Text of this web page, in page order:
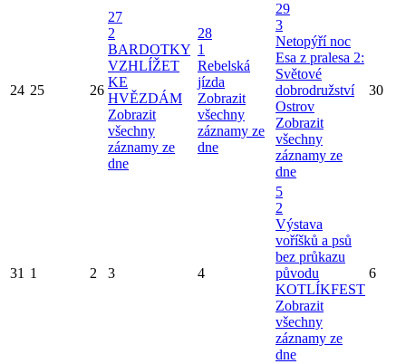
24 25 26
27
2
BARDOTKY
VZHLÍŽET
KE
HVĚZDÁM
Zobrazit
všechny
záznamy ze
dne
28
1
Rebelská
jízda
Zobrazit
všechny
záznamy ze
dne
29
3
Netopýří noc
Esa z pralesa 2:
Světové
dobrodružství
Ostrov
Zobrazit
všechny
záznamy ze
dne
30
31 1 2 3 4
5
2
Výstava
voříšků a psů
bez průkazu
původu
KOTLÍKFEST
Zobrazit
všechny
záznamy ze
dne
6